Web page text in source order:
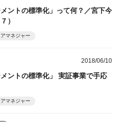
メントの標準化」って何？／宮下今
）
マネジャー
2018/06/10
メントの標準化」 実証事業で手応
マネジャー